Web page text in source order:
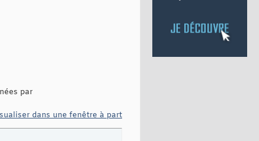
par
dans une fenêtre à part